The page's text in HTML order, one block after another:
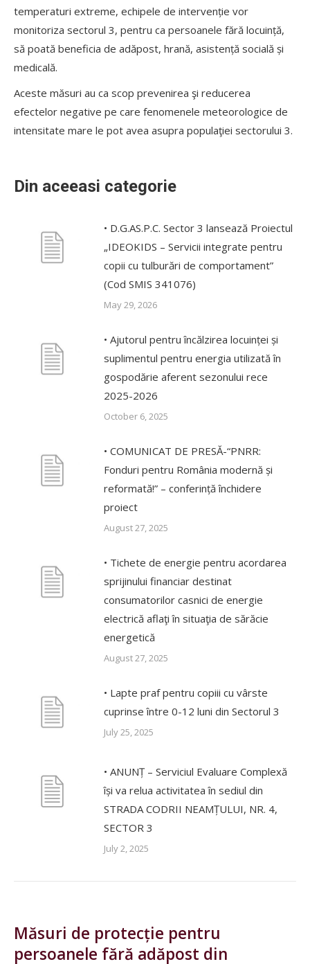
temperaturi extreme, echipele de intervenție vor
monitoriza sectorul 3, pentru ca persoanele fără locuință,
să poată beneficia de adăpost, hrană, asistență socială și
medicală.
Aceste măsuri au ca scop prevenirea şi reducerea
efectelor negative pe care fenomenele meteorologice de
intensitate mare le pot avea asupra populaţiei sectorului 3.
Din aceeasi categorie
• D.G.AS.P.C. Sector 3 lansează Proiectul
„IDEOKIDS – Servicii integrate pentru
copii cu tulburări de comportament”
(Cod SMIS 341076)
May 29, 2026
• Ajutorul pentru încălzirea locuinței și
suplimentul pentru energia utilizată în
gospodărie aferent sezonului rece
2025-2026
October 6, 2025
• COMUNICAT DE PRESĂ-“PNRR:
Fonduri pentru România modernă și
reformată!” – conferință închidere
proiect
August 27, 2025
• Tichete de energie pentru acordarea
sprijinului financiar destinat
consumatorilor casnici de energie
electrică aflaţi în situaţia de sărăcie
energetică
August 27, 2025
• Lapte praf pentru copiii cu vârste
cuprinse între 0-12 luni din Sectorul 3
July 25, 2025
• ANUNȚ – Serviciul Evaluare Complexă
își va relua activitatea în sediul din
STRADA CODRII NEAMȚULUI, NR. 4,
SECTOR 3
July 2, 2025
Măsuri de protecție pentru
persoanele fără adăpost din